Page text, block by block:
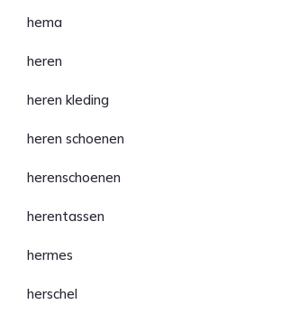
hema
heren
heren kleding
heren schoenen
herenschoenen
herentassen
hermes
herschel